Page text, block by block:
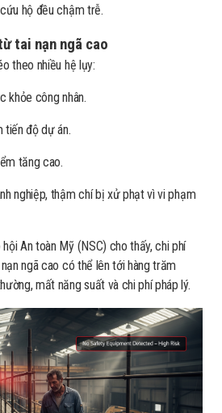
hộ đều chậm trễ.
tai nạn ngã cao
theo nhiều hệ lụy:
khỏe công nhân.
tiến độ dự án.
tăng cao.
nghiệp, thậm chí bị xử phạt vì vi phạm
An toàn Mỹ (NSC) cho thấy, chi phí
ngã cao có thể lên tới hàng trăm
mất năng suất và chi phí pháp lý.